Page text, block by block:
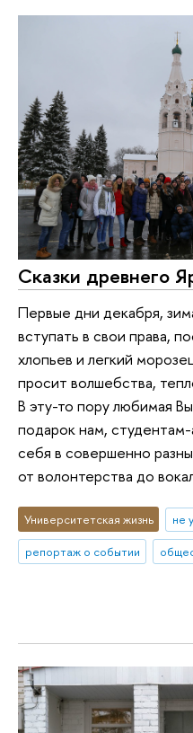
Сказки древнего
Первые дни декабря,
вступать в свои права,
хлопьев и легкий
просит волшебства,
В эту-то пору любимая
подарок нам,
себя в совершенно
от волонтерства до
Университетская жизнь не
репортаж о событии